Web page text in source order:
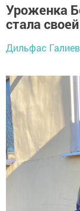
Уроженка
стала
Дильфас